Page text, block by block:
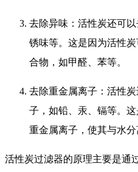
去除异味：活性炭还可
锈味等。这是因为活性
合物，如甲醛、苯等。
去除重金属离子：活性
子，如铅、汞、镉等。
重金属离子，使其与水分
活性炭过滤器的原理主要是通